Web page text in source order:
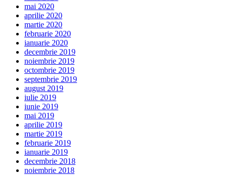
mai 2020
aprilie 2020
martie 2020
februarie 2020
ianuarie 2020
decembrie 2019
noiembrie 2019
octombrie 2019
septembrie 2019
august 2019
iulie 2019
iunie 2019
mai 2019
aprilie 2019
martie 2019
februarie 2019
ianuarie 2019
decembrie 2018
noiembrie 2018